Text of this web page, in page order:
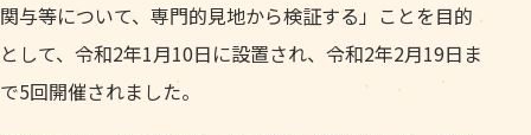
関与等について、専門的見地から検証する」ことを目的
として、令和2年1月10日に設置され、令和2年2月19日ま
で5回開催されました。